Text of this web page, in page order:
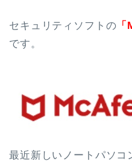
セキュリティソフトの
です。
最近新しいノートパソコ